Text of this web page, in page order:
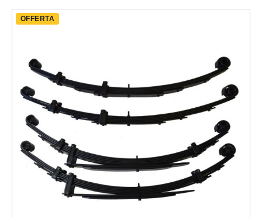
OFFERTA